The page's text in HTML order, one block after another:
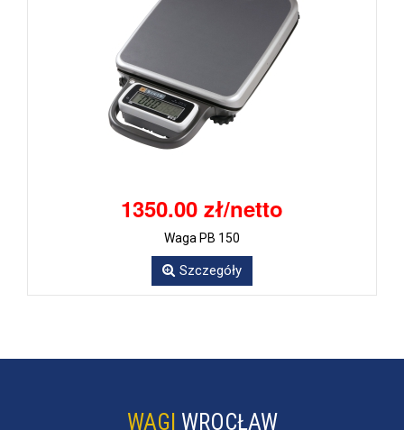
1350.00 zł/netto
Waga PB 150
Szczegóły
WAGI WROCŁAW